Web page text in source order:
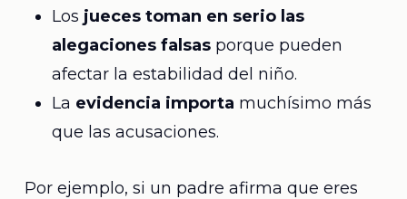
Los jueces toman en serio las
alegaciones falsasporque pueden
afectar la estabilidad del niño.
La evidencia importa muchísimo más
que las acusaciones.
Por ejemplo, si un padre afirma que eres